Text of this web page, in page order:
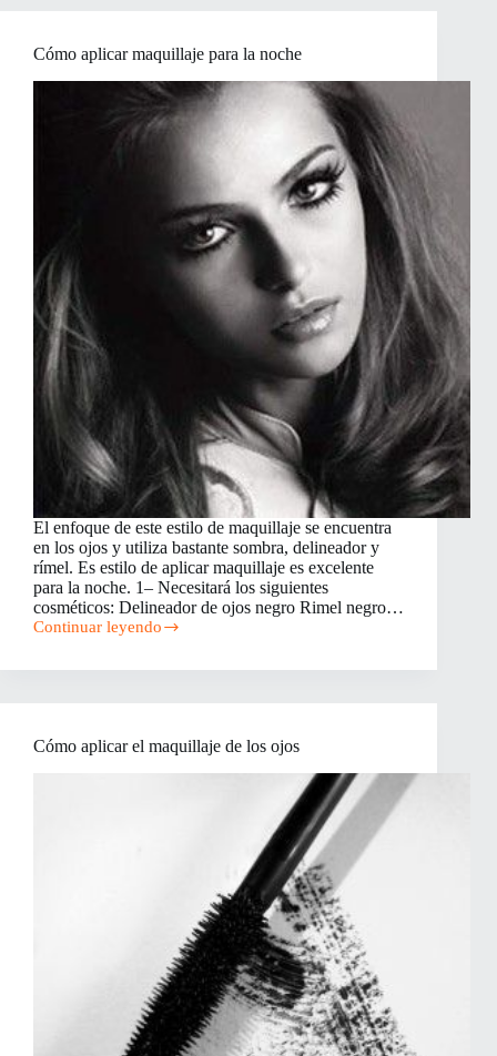
vean
Cómo aplicar maquillaje para la noche
El enfoque de este estilo de maquillaje se encuentra
en los ojos y utiliza bastante sombra, delineador y
rímel. Es estilo de aplicar maquillaje es excelente
para la noche. 1– Necesitará los siguientes
cosméticos: Delineador de ojos negro Rimel negro…
Continuar leyendo
Cómo
maquillaje
Cómo aplicar el maquillaje de los ojos